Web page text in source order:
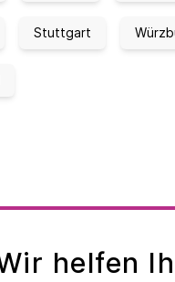
Stuttgart
helfen